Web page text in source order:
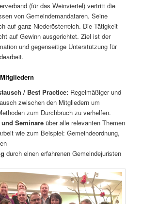
(für das Weinviertel) vertritt die
von Gemeindemandataren. Seine
auf ganz Niederösterreich. Die Tätigkeit
auf Gewinn ausgerichtet. Ziel ist der
und gegenseitige Unterstützung für
/ Best Practice:Regelmäßiger und
zwischen den Mitgliedern um
zum Durchbruch zu verhelfen.
Seminareüber alle relevanten Themen
wie zum Beispiel: Gemeindeordnung,
durch einen erfahrenen Gemeindejuristen